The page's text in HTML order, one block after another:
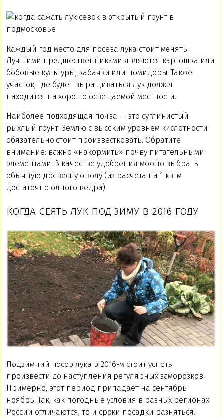
Каждый год место для посева лука стоит менять.
Лучшими предшественниками являются картошка или
бобовые культуры, кабачки или помидоры. Также
участок, где будет выращиваться лук должен
находится на хорошо освещаемой местности.
Наиболее подходящая почва — это суглинистый
рыхлый грунт. Землю с высоким уровнем кислотности
обязательно стоит произвестковать. Обратите
внимание: важно «накормить» почву питательными
элементами. В качестве удобрения можно выбрать
обычную древесную золу (из расчета на 1 кв. м
достаточно одного ведра).
КОГДА СЕЯТЬ ЛУК ПОД ЗИМУ В 2016 ГОДУ
Подзимний посев лука в 2016-м стоит успеть
произвести до наступления регулярных заморозков.
Примерно, этот период припадает на сентябрь-
ноябрь. Так, как погодные условия в разных регионах
России отличаются, то и сроки посадки разняться.